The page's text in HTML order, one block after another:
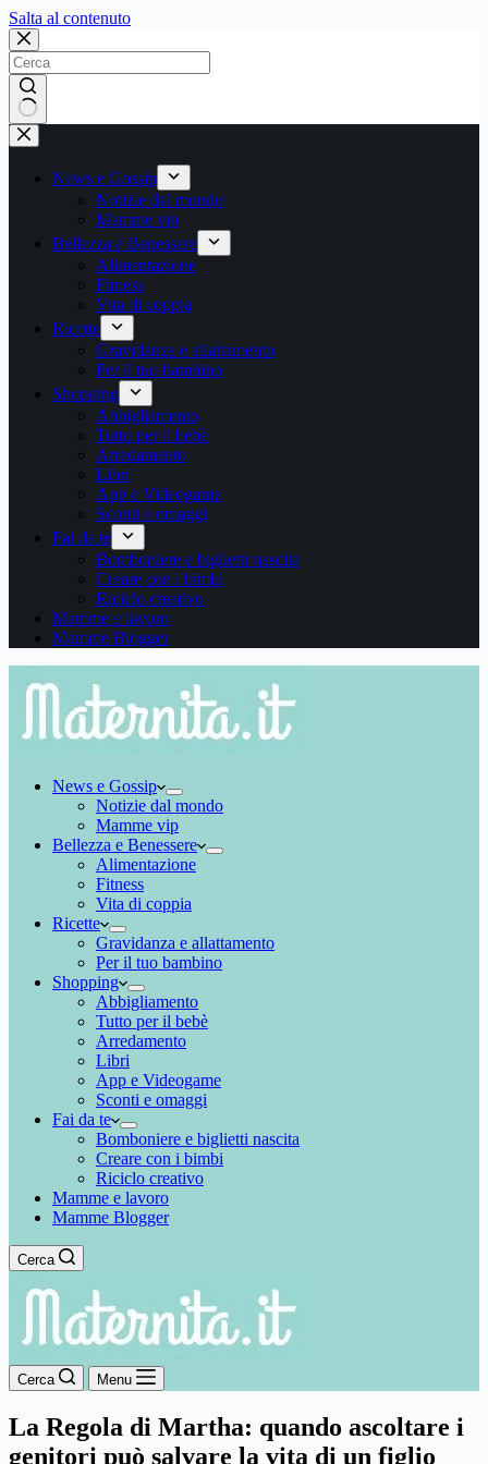
Salta al contenutoSalta
contenuto
Nessun
risultato
News e Gossip
Notizie dal mondo
Mamme vip
Bellezza e Benessere
Alimentazione
Fitness
Vita di coppia
Ricette
Gravidanza e allattamento
Per il tuo bambino
Shopping
Abbigliamento
Tutto per il bebè
Arredamento
Libri
App e Videogame
Sconti e omaggi
Fai da te
Bomboniere e biglietti nascita
Creare con i bimbi
Riciclo creativo
Mamme e lavoro
Mamme Blogger
News e Gossip
Notizie dal mondo
Mamme vip
Bellezza e Benessere
Alimentazione
Fitness
Vita di coppia
Ricette
Gravidanza e allattamento
Per il tuo bambino
Shopping
Abbigliamento
Tutto per il bebè
Arredamento
Libri
App e Videogame
Sconti e omaggi
Fai da te
Bomboniere e biglietti nascita
Creare con i bimbi
Riciclo creativo
Mamme e lavoro
Mamme Blogger
Cerca
Cerca Menu
La Regola di Martha: quando ascoltare i
genitori può salvare la vita di un figlio